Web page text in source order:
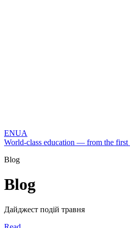
ENUA
World-class education — from the first
Blog
Blog
Дайджест подій травня